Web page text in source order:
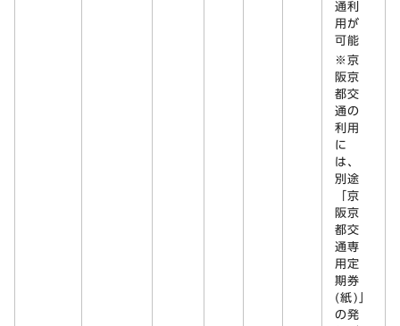
通利
用が
可能
※京
阪京
都交
通の
利用
に
は、
別途
「京
阪京
都交
通専
用定
期券
(紙)」
の発